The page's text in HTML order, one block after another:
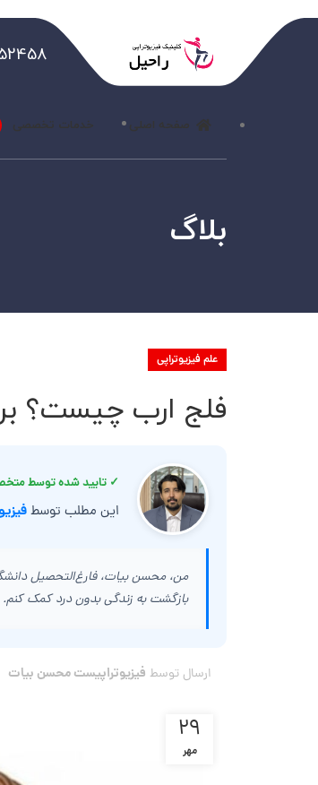
صفحه اصلی خدمات تخصصی
بلاگ
علم فیزیوتراپی
فلج ارب چیست؟
✓ تایید شده توسط
این مطلب توسط
من، محسن بیات، فارغ‌التحصیل
بازگشت به زندگی بدون درد کمک کنم.
ارسال توسط فیزیوتراپیست محسن بیات
۲۹
مهر